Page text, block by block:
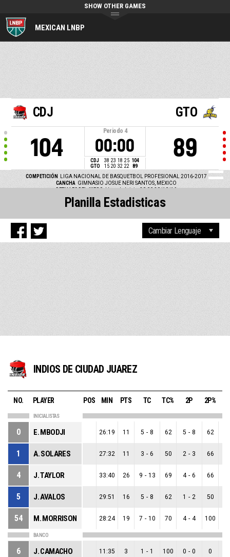
MEXICAN LNBP
SHOW OTHER GAMES
CDJ
104
Periodo 4
00:00
CDJ 38 23 18 25 104
GTO
15 20 32 22 89
GTO
89
COMPETICIÓN
LIGA NACIONAL DE BASQUETBOL PROFESIONAL 2016-2017
CANCHA GIMNASIO JOSUE NERI SANTOS, MEXICO
DETALLES DEL JUEGO Hora de Inicio: 20:00 20/10/16
Planilla Estadisticas
INDIOS DE CIUDAD JUAREZ
NO. PLAYER POS MIN PTS TC TC% 2P 2P%
INICIALISTAS
0 E. MBODJI 26:19 11 5 - 8 62 5 - 8 62
1 A. SOLARES 27:32 11 3 - 6 50 2 - 3 66
4 J. TAYLOR 33:40 26 9 - 13 69 4 - 6 66
5 J. AVALOS 29:51 16 5 - 8 62 1 - 2 50
54 M. MORRISON 28:24 19 7 - 10 70 4 - 4 100
BANCO
6 J. CAMACHO 11:35 3 1 - 1 100 0 - 0 0